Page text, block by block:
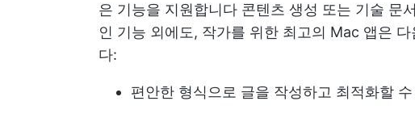
은 기능을 지원합니다 콘텐츠 생성 또는 기술 문서
인 기능 외에도, 작가를 위한 최고의 Mac 앱은
다:
편안한 형식으로 글을 작성하고 최적화할